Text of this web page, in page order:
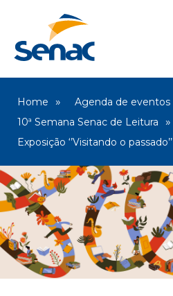
Home Agenda de eventos
10ª Semana Senac de Leitura
Exposição ‘’Visitando o passado’’